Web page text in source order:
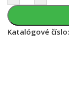
Katalógové číslo: